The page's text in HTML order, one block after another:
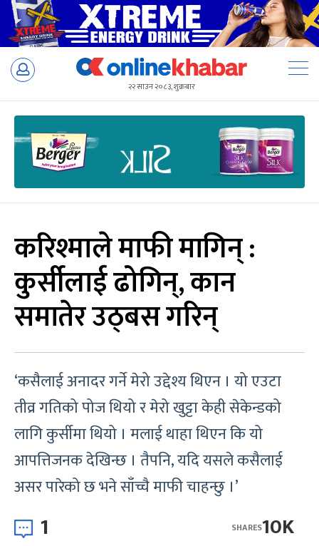
Skip
२२ साउन २०८३, शुक्रबार
करिश्माले माफी मागिन् :
कुर्सीलाई ढोगिन्, कान
समातेर उठ्बस गरिन्
‘कसैलाई अनादर गर्ने मेरो उद्देश्य थिएन । यो एउटा
तीव्र गतिको पोज थियो र मेरो खुट्टा केही सेकेन्डको
लागि कुर्सीमा थियो । मलाई थाहा थिएन कि यो
आपत्तिजनक देखिन्छ । तैपनि, यदि यसले कसैलाई
असर पारेको छ भने साँच्चै माफी चाहन्छु ।’
1 10K
SHARES